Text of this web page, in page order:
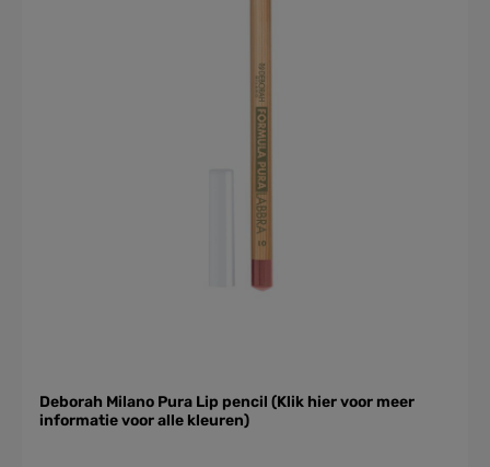
Deborah Milano Pura Lip pencil (Klik hier voor meer
informatie voor alle kleuren)